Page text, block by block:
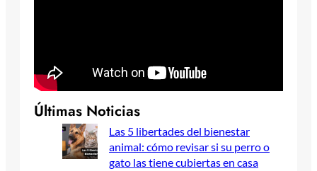
Últimas Noticias
Las 5 libertades del bienestar
animal: cómo revisar si su perro o
gato las tiene cubiertas en casa